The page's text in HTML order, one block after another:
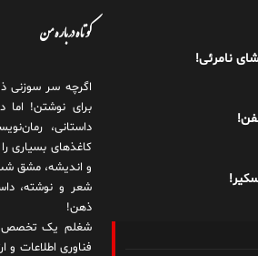
نامرئی!
کوتاه درباره من
اگرچه سر سوزنی
برای نوشتن! اما
داستانی،
کاغذهای بسیاری
و اندیشه، مشق
شعر و نوشته،
ذهن!
شغلم یک تخصص